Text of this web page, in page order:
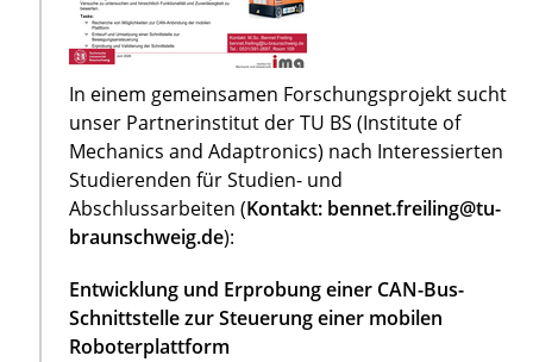
In einem gemeinsamen Forschungsprojekt sucht
unser Partnerinstitut der TU BS (Institute of
Mechanics and Adaptronics) nach Interessierten
Studierenden für Studien- und
Abschlussarbeiten (Kontakt: bennet.freiling@tu-
braunschweig.de):
Entwicklung und Erprobung einer CAN-Bus-
Schnittstelle zur Steuerung einer mobilen
Roboterplattform